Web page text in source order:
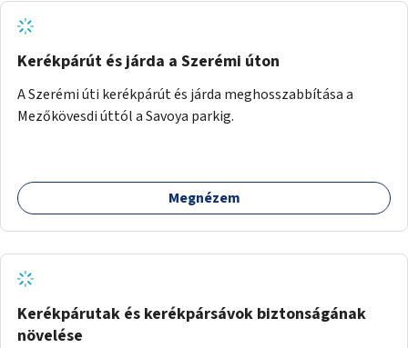
Kerékpárút és járda a Szerémi úton
A Szerémi úti kerékpárút és járda meghosszabbítása a
Mezőkövesdi úttól a Savoya parkig.
Megnézem
Kerékpárutak és kerékpársávok biztonságának
növelése